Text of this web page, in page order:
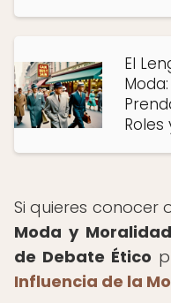
El
Roles
Si quieres conocer
Moda y
de Debate Ético
Influencia de la